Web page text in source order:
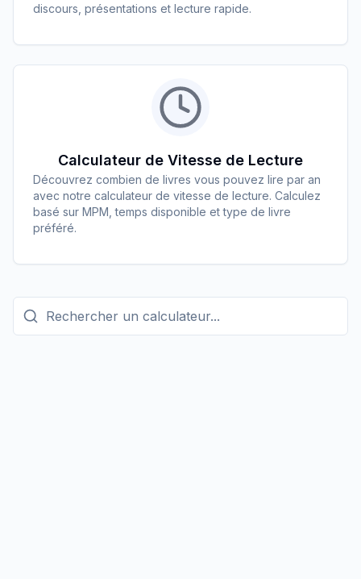
discours, présentations et lecture rapide.
Calculateur de Vitesse de Lecture
Découvrez combien de livres vous pouvez lire par an
avec notre calculateur de vitesse de lecture. Calculez
basé sur MPM, temps disponible et type de livre
préféré.